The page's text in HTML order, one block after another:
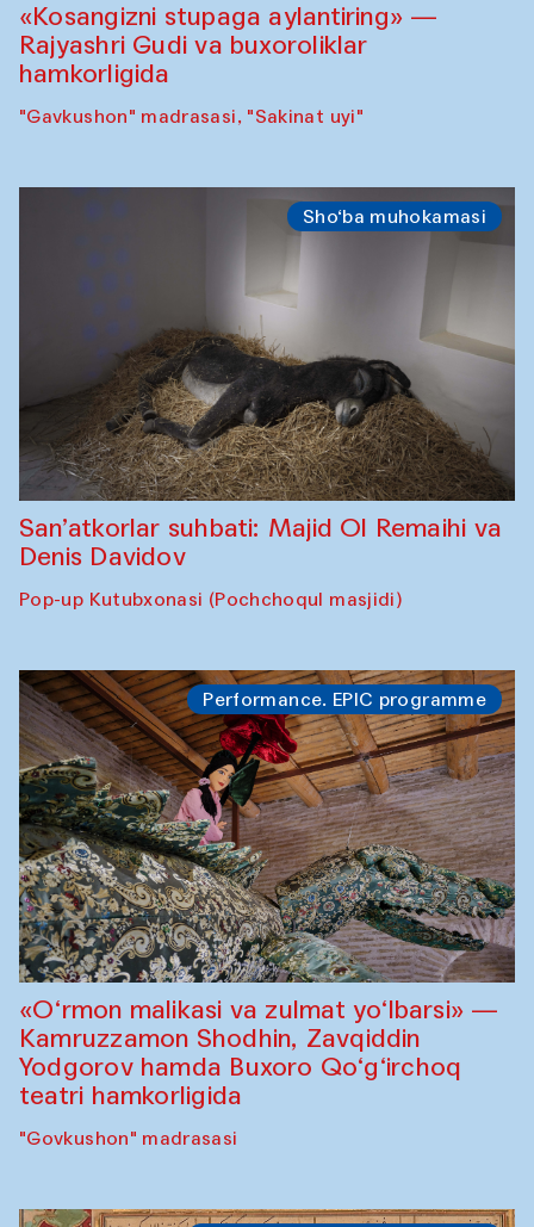
«Kosangizni stupaga aylantiring» —
Rajyashri Gudi va buxoroliklar
hamkorligida
"Gavkushon" madrasasi, "Sakinat uyi"
Sho‘ba muhokamasi
San’atkorlar suhbati: Majid Ol Remaihi va
Denis Davidov
Pop-up Kutubxonasi (Pochchoqul masjidi)
Performance. EPIC programme
«O‘rmon malikasi va zulmat yo‘lbarsi» —
Kamruzzamon Shodhin, Zavqiddin
Yodgorov hamda Buxoro Qo‘g‘irchoq
teatri hamkorligida
"Govkushon" madrasasi